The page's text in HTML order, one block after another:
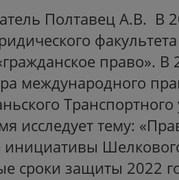
Полтавец А.В. В
право». В
международного
исследует тему:
инициативы
сроки защиты 2022